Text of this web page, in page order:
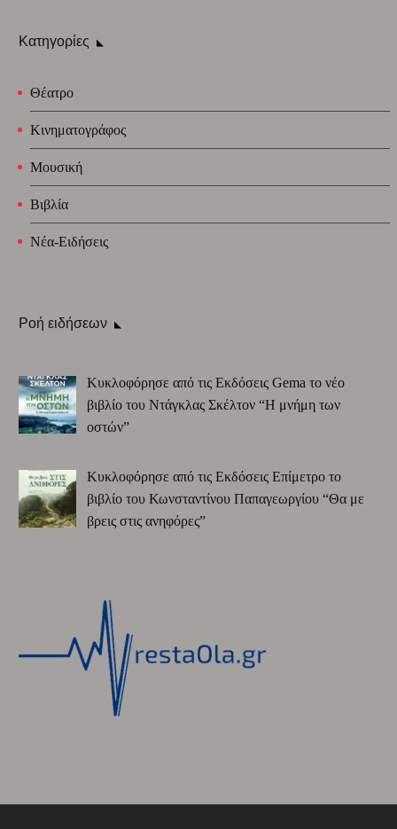
Κατηγορίες
Θέατρο
Κινηματογράφος
Μουσική
Βιβλία
Νέα-Ειδήσεις
Ροή ειδήσεων
Κυκλοφόρησε από τις Εκδόσεις Gema το νέο
βιβλίο του Ντάγκλας Σκέλτον “Η μνήμη των
οστών”
Κυκλοφόρησε από τις Εκδόσεις Επίμετρο το
βιβλίο του Κωνσταντίνου Παπαγεωργίου “Θα με
βρεις στις ανηφόρες”